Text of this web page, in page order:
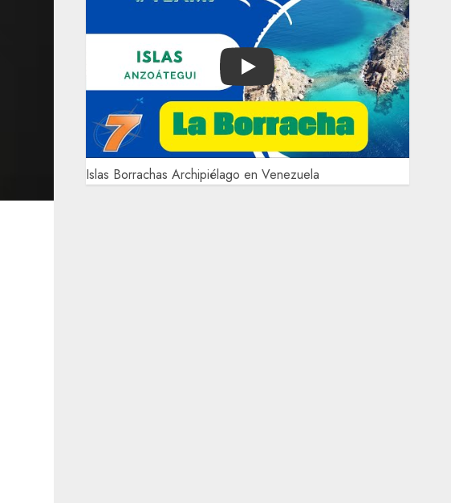
Play
Islas Borrachas Archipiélago en Venezuela